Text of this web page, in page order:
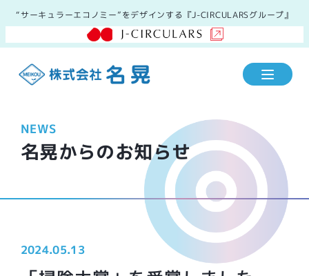
“サーキュラーエコノミー”をデザインする『J-CIRCULARSグループ』
NEWS
名晃からのお知らせ
2024.05.13